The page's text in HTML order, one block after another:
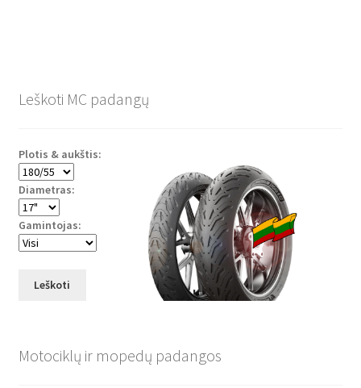
Leškoti MC padangų
Plotis & aukštis:
Diametras:
Gamintojas:
Leškoti
Motociklų ir mopedų padangos